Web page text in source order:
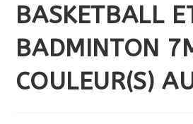
BASKETBALL
BADMINTON
COULEUR(S)